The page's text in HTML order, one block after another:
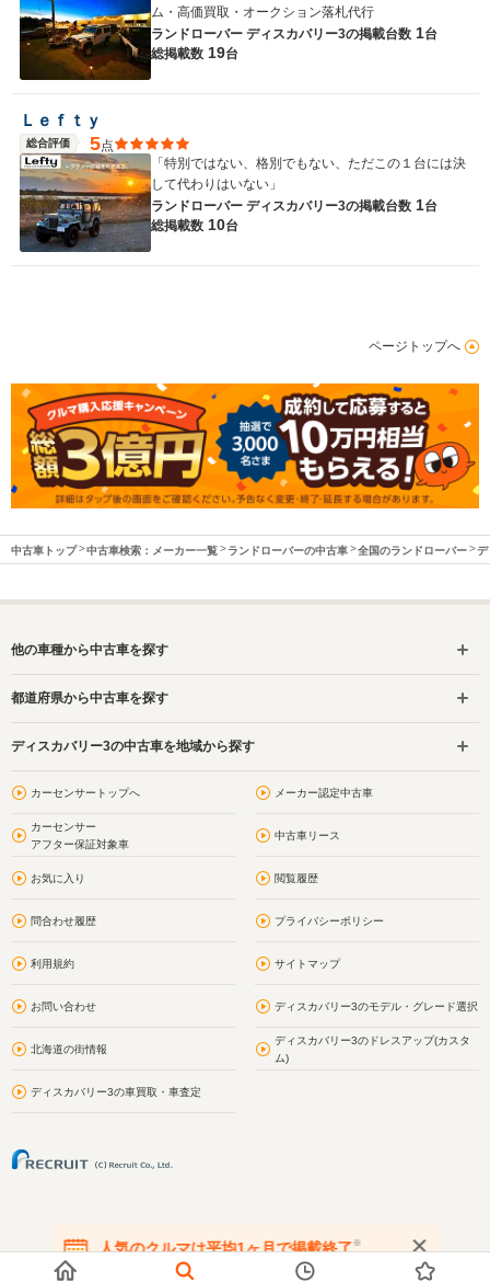
ム・高価買取・オークション落札代行
ランドローバー ディスカバリー3の掲載台数 1台
総掲載数 19台
Ｌｅｆｔｙ
総合評価 5点
「特別ではない、格別でもない、ただこの１台には決
して代わりはいない」
ランドローバー ディスカバリー3の掲載台数 1台
総掲載数 10台
ページトップへ
中古車トップ 中古車検索：メーカー一覧 ランドローバーの中古車 全国のランドローバー デ
他の車種から中古車を探す
都道府県から中古車を探す
ディスカバリー3の中古車を地域から探す
カーセンサートップへ メーカー認定中古車
カーセンサー
アフター保証対象車
中古車リース
お気に入り 閲覧履歴
問合わせ履歴 プライバシーポリシー
利用規約 サイトマップ
お問い合わせ ディスカバリー3のモデル・グレード選択
北海道の街情報
ディスカバリー3のドレスアップ(カスタ
ム)
ディスカバリー3の車買取・車査定
人気のクルマは平均1ヶ月で掲載終了※
在庫が無くなる前にお問い合わせください